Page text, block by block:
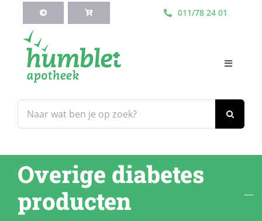
inhoud
011/78 24 01
naar:
Toggle
Webshop
Blog
Diensten
Overige diabetes
producten